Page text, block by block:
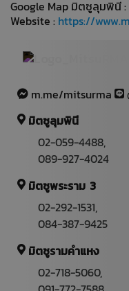
Google Map มิตซูลุมพินี :
Website : https://
m.me/mitsurma
มิตซูลุมพินี
02-059-4488
089-927-4024
มิตซูพระราม 3
02-292-1531
084-387-9425
มิตซูรามคำแหง
02-718-5060,